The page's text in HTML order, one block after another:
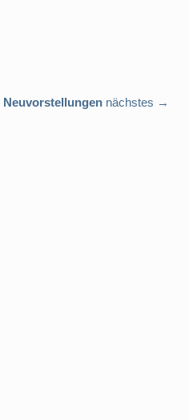
Neuvorstellungen nächstes →